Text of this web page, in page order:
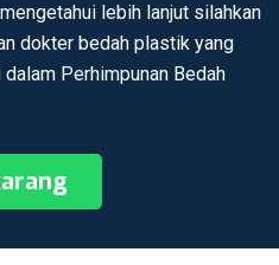
lebih lanjut silahkan
dokter bedah plastik yang
Perhimpunan Bedah